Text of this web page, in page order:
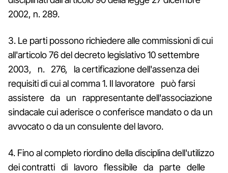
2002, n. 289.
3. Le parti possono richiedere alle commissioni di cui
all'articolo 76 del decreto legislativo 10 settembre
2003, n. 276, la certificazione dell'assenza dei
requisiti di cui al comma 1. Il lavoratore può farsi
assistere da un rappresentante dell'associazione
sindacale cui aderisce o conferisce mandato o da un
avvocato o da un consulente del lavoro.
4. Fino al completo riordino della disciplina dell'utilizzo
dei contratti di lavoro flessibile da parte delle